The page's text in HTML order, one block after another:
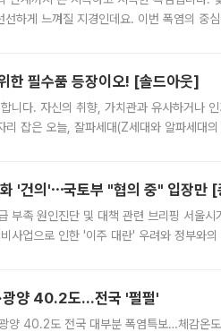
하게 느껴질 지경인데요. 이번 폭염의 중
한 필수품 등장이오! [솔드아웃]
니다. 자신의 취향, 가치관과 유사하거나
잡은 오늘, 잘파세대(Z세대와 알파세대의
'건의'⋯국토부 "협의 중" 입장만 [
부족 원인진단 및 대책 관련 브리핑 서울시
사업으로 인한 '이주 대란' 우려와 정부와
광양 40.2도…전국 '펄펄'
양 40.2도 전국 대부분 폭염특보…체감온